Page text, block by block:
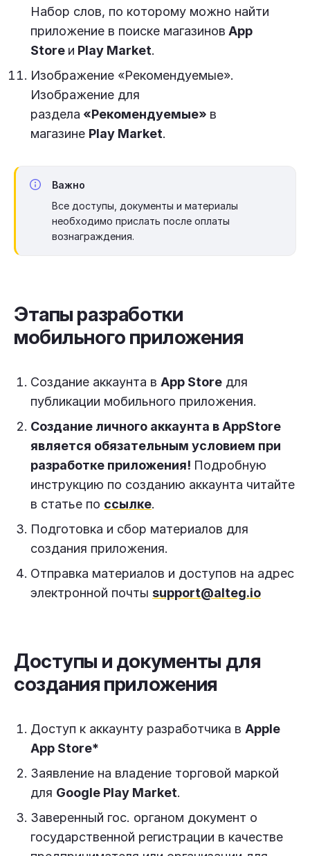
Набор слов, по которому можно найти
приложение в поиске магазинов App
Store и Play Market.
Изображение «Рекомендуемые».
Изображение для
раздела «Рекомендуемые» в
магазине Play Market.
Важно
Все доступы, документы и материалы
необходимо прислать после оплаты
вознаграждения.
Этапы разработки
мобильного приложения
Создание аккаунта в App Store для
публикации мобильного приложения.
Создание личного аккаунта в AppStore
является обязательным условием при
разработке приложения! Подробную
инструкцию по созданию аккаунта читайте
в статье по ссылке.
Подготовка и сбор материалов для
создания приложения.
Отправка материалов и доступов на адрес
электронной почты support@alteg.io
Доступы и документы для
создания приложения
Доступ к аккаунту разработчика в Apple
App Store*
Заявление на владение торговой маркой
для Google Play Market.
Заверенный гос. органом документ о
государственной регистрации в качестве